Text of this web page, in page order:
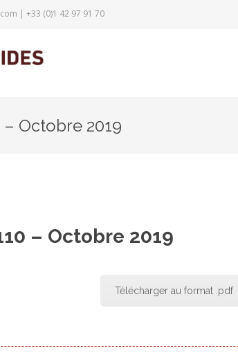
| +33 (0)1 42 97 91 70
– Octobre 2019
– Octobre 2019
Télécharger au format .pdf